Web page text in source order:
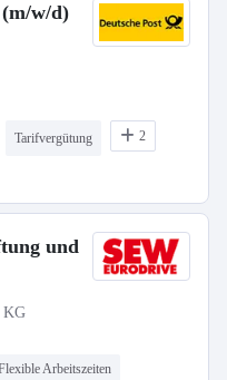
w/d)
Tarifvergütung 2
und
KG
Arbeitszeiten